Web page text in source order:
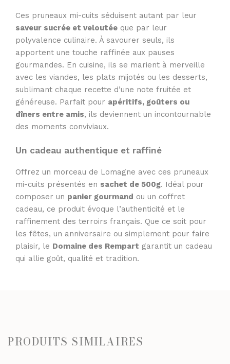
Ces pruneaux mi-cuits séduisent autant par leur
saveur sucrée et veloutée que par leur
polyvalence culinaire. À savourer seuls, ils
apportent une touche raffinée aux pauses
gourmandes. En cuisine, ils se marient à merveille
avec les viandes, les plats mijotés ou les desserts,
sublimant chaque recette d’une note fruitée et
généreuse. Parfait pour apéritifs, goûters ou
dîners entre amis, ils deviennent un incontournable
des moments conviviaux.
Un cadeau authentique et raffiné
Offrez un morceau de Lomagne avec ces pruneaux
mi-cuits présentés en sachet de 500g. Idéal pour
composer un panier gourmand ou un coffret
cadeau, ce produit évoque l’authenticité et le
raffinement des terroirs français. Que ce soit pour
les fêtes, un anniversaire ou simplement pour faire
plaisir, le Domaine des Rempart garantit un cadeau
qui allie goût, qualité et tradition.
PRODUITS SIMILAIRES